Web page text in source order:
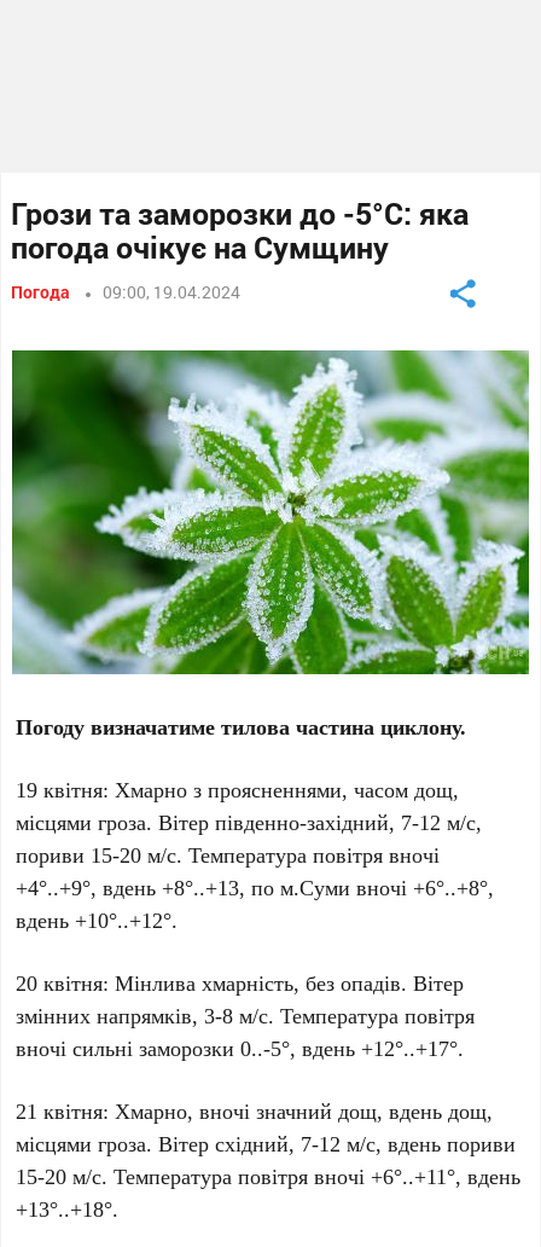
Грози та заморозки до -5°С: яка
погода очікує на Сумщину
Погода 09:00, 19.04.2024
Погоду визначатиме тилова частина циклону.
19 квітня: Хмарно з проясненнями, часом дощ,
місцями гроза. Вітер південно-західний, 7-12 м/с,
пориви 15-20 м/с. Температура повітря вночі
+4°..+9°, вдень +8°..+13, по м.Суми вночі +6°..+8°,
вдень +10°..+12°.
20 квітня: Мінлива хмарність, без опадів. Вітер
змінних напрямків, 3-8 м/с. Температура повітря
вночі сильні заморозки 0..-5°, вдень +12°..+17°.
21 квітня: Хмарно, вночі значний дощ, вдень дощ,
місцями гроза. Вітер східний, 7-12 м/с, вдень пориви
15-20 м/с. Температура повітря вночі +6°..+11°, вдень
+13°..+18°.